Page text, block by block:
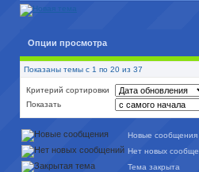
Опции просмотра
Показаны темы с 1 по 20 из 37
Критерий сортировки
Показать
Новые сообщения
Нет новых
Тема закрыта